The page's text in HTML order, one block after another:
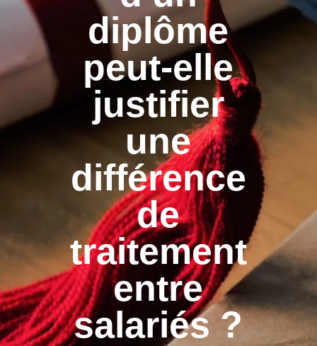
diplôme
peut-elle
justifier
une
différence
de
traitement
entre
salariés ?